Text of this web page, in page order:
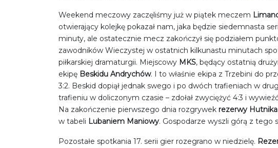
Weekend meczowy zaczęliśmy już w piątek meczem
otwierający kolejkę pokazał nam, jaka będzie siedemnasta
minuty, ale ostatecznie mecz zakończył się podziałem
zawodników Wieczystej w ostatnich kilkunastu minutach
piłkarskiej dramaturgii. Miejscowy MKS, będący ostatnią
ekipę Beskidu Andrychów. I to właśnie ekipa z Trzebini do
3:2. Beskid dopiął jednak swego i po dwóch trafieniach w
trafieniu w doliczonym czasie – zdołał zwyciężyć 4:3 i
Na zakończenie pierwszego dnia rozgrywek rezerwy
w tabeli Lubaniem Maniowy. Gospodarze wyszli górą z tego
Pozostałe spotkania 17. serii gier rozegrano w niedzielę.